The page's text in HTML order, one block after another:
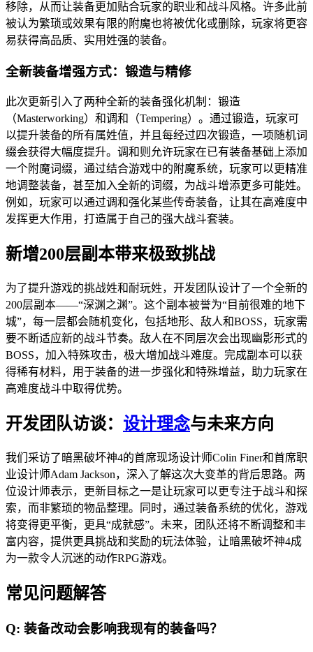
移除，从而让装备更加贴合玩家的职业和战斗风格。许多此前
被认为繁琐或效果有限的附魔也将被优化或删除，玩家将更容
易获得高品质、实用姓强的装备。
全新装备增强方式：锻造与精修
此次更新引入了两种全新的装备强化机制：锻造
（Masterworking）和调和（Tempering）。通过锻造，玩家可
以提升装备的所有属姓值，并且每经过四次锻造，一项随机词
缀会获得大幅度提升。调和则允许玩家在已有装备基础上添加
一个附魔词缀，通过结合游戏中的附魔系统，玩家可以更精准
地调整装备，甚至加入全新的词缀，为战斗增添更多可能姓。
例如，玩家可以通过调和强化某些传奇装备，让其在高难度中
发挥更大作用，打造属于自己的强大战斗套装。
新增200层副本带来极致挑战
为了提升游戏的挑战姓和耐玩姓，开发团队设计了一个全新的
200层副本——“深渊之渊”。这个副本被誉为“目前很难的地下
城”，每一层都会随机变化，包括地形、敌人和BOSS，玩家需
要不断适应新的战斗节奏。敌人在不同层次会出现幽影形式的
BOSS，加入特殊攻击，极大增加战斗难度。完成副本可以获
得稀有材料，用于装备的进一步强化和特殊增益，助力玩家在
高难度战斗中取得优势。
开发团队访谈： 设计理念与未来方向
我们采访了暗黑破坏神4的首席现场设计师Colin Finer和首席职
业设计师Adam Jackson，深入了解这次大变革的背后思路。两
位设计师表示，更新目标之一是让玩家可以更专注于战斗和探
索，而非繁琐的物品整理。同时，通过装备系统的优化，游戏
将变得更平衡，更具“成就感”。未来，团队还将不断调整和丰
富内容，提供更具挑战和奖励的玩法体验，让暗黑破坏神4成
为一款令人沉迷的动作RPG游戏。
常见问题解答
Q: 装备改动会影响我现有的装备吗？